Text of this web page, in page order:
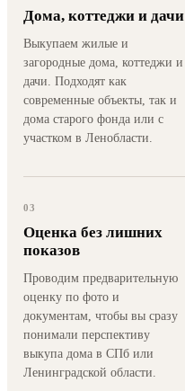
Дома, коттеджи и дачи
Выкупаем жилые и
загородные дома, коттеджи и
дачи. Подходят как
современные объекты, так и
дома старого фонда или с
участком в Ленобласти.
03
Оценка без лишних
показов
Проводим предварительную
оценку по фото и
документам, чтобы вы сразу
понимали перспективу
выкупа дома в СПб или
Ленинградской области.